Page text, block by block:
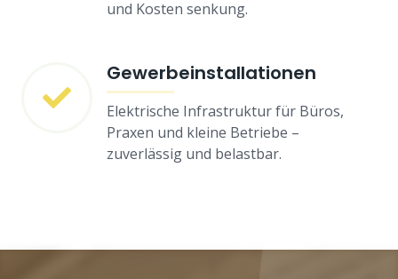
und Kosten senkung.
Gewerbeinstallationen
Elektrische Infrastruktur für Büros,
Praxen und kleine Betriebe –
zuverlässig und belastbar.